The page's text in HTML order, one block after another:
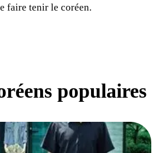
faire tenir le coréen.
populaires